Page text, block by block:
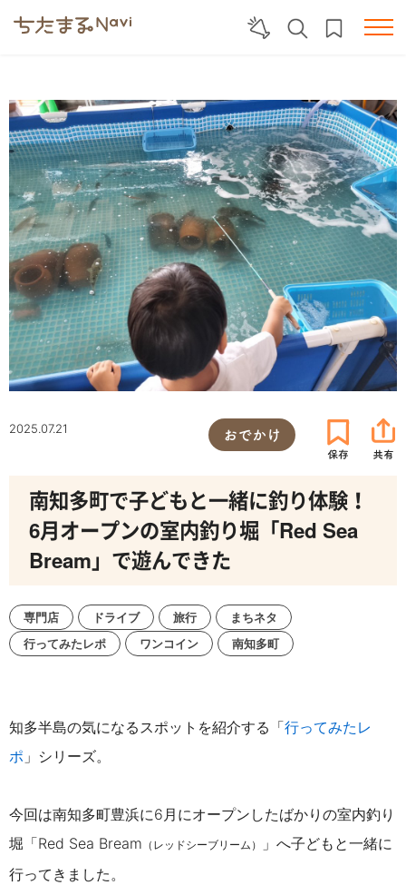
2025.07.21 おでかけ
南知多町で子どもと一緒に釣り体験！
6月オープンの室内釣り堀「Red Sea
Bream」で遊んできた
専門店 ドライブ 旅行
まちネタ
行ってみたレポ
ワンコイン 南知多町
知多半島の気になるスポットを紹介する「行ってみたレ
ポ 」シリーズ。
今回は南知多町豊浜に6月にオープンしたばかりの室内釣り
堀「Red Sea Bream （レッドシーブリーム） 」 へ子どもと一緒に
行ってきました。